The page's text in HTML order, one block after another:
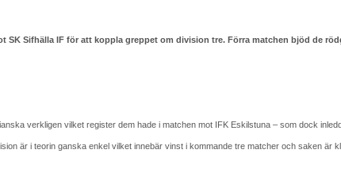
SK Sifhälla IF för att koppla greppet om division tre. Förra matchen bjöd de
verkligen vilket register dem hade i matchen mot IFK Eskilstuna – som dock
är i teorin ganska enkel vilket innebär vinst i kommande tre matcher och saken är